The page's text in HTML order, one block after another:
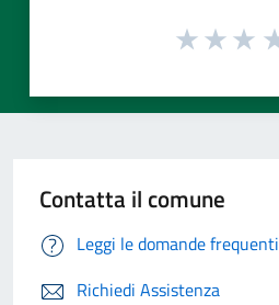
Contatta il comune
Leggi le domande frequenti
Richiedi Assistenza